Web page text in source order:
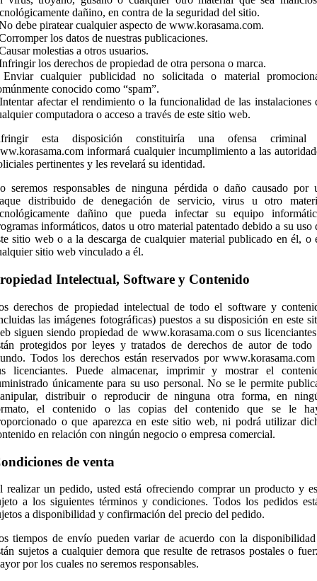
dañino, en contra de la seguridad del sitio.
debe piratear cualquier aspecto de www.korasama.com.
los datos de nuestras publicaciones.
molestias a otros usuarios.
los derechos de propiedad de otra persona o marca.
cualquier publicidad no solicitada o material
conocido como “spam”.
afectar el rendimiento o la funcionalidad de las instalaciones
computadora o acceso a través de este sitio web.
esta disposición constituiría una ofensa
informará cualquier incumplimiento a las
pertinentes y les revelará su identidad.
seremos responsables de ninguna pérdida o daño causado por
distribuido de denegación de servicio, virus u otro
dañino que pueda infectar su equipo
informáticos, datos u otro material patentado debido a su uso
sitio web o a la descarga de cualquier material publicado en él, o
sitio web vinculado a él.
Intelectual, Software y Contenido
derechos de propiedad intelectual de todo el software y
las imágenes fotográficas) puestos a su disposición en este
siguen siendo propiedad de www.korasama.com o sus
protegidos por leyes y tratados de derechos de autor de todo
Todos los derechos están reservados por
licenciantes. Puede almacenar, imprimir y mostrar el
únicamente para su uso personal. No se le permite
distribuir o reproducir de ninguna otra forma, en
el contenido o las copias del contenido que se le
o que aparezca en este sitio web, ni podrá utilizar
en relación con ningún negocio o empresa comercial.
de venta
realizar un pedido, usted está ofreciendo comprar un producto y
a los siguientes términos y condiciones. Todos los pedidos
a disponibilidad y confirmación del precio del pedido.
tiempos de envío pueden variar de acuerdo con la
sujetos a cualquier demora que resulte de retrasos postales o
por los cuales no seremos responsables.